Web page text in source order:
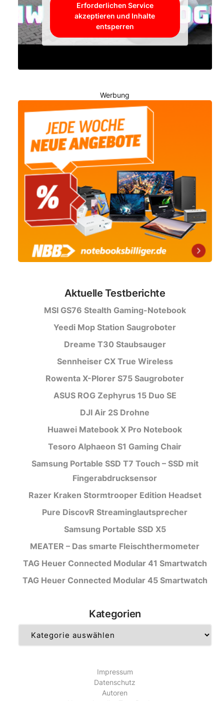
Erforderlichen Service
akzeptieren und Inhalte
entsperren
Werbung
Aktuelle Testberichte
MSI GS76 Stealth Gaming-Notebook
Yeedi Mop Station Saugroboter
Dreame T30 Staubsauger
Sennheiser CX True Wireless
Rowenta X-Plorer S75 Saugroboter
ASUS ROG Zephyrus 15 Duo SE
DJI Air 2S Drohne
Huawei Matebook X Pro Notebook
Tesoro Alphaeon S1 Gaming Chair
Samsung Portable SSD T7 Touch – SSD mit
Fingerabdrucksensor
Razer Kraken Stormtrooper Edition Headset
Pure DiscovR Streaminglautsprecher
Samsung Portable SSD X5
MEATER – Das smarte Fleischthermometer
TAG Heuer Connected Modular 41 Smartwatch
TAG Heuer Connected Modular 45 Smartwatch
Kategorien
Impressum
Datenschutz
Autoren